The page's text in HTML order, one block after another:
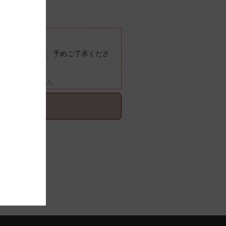
いますので、予めご了承くださ
認ください。
確認ください。